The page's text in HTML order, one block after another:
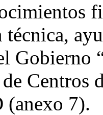
Gobierno
Centros
(anexo 7).